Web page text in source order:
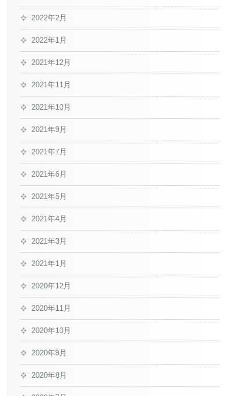
2022年2月
2022年1月
2021年12月
2021年11月
2021年10月
2021年9月
2021年7月
2021年6月
2021年5月
2021年4月
2021年3月
2021年1月
2020年12月
2020年11月
2020年10月
2020年9月
2020年8月